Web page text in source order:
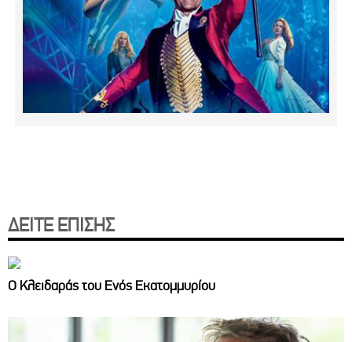
ΔΕΙΤΕ ΕΠΙΣΗΣ
Ο Κλειδαράς του Ενός Εκατομμυρίου